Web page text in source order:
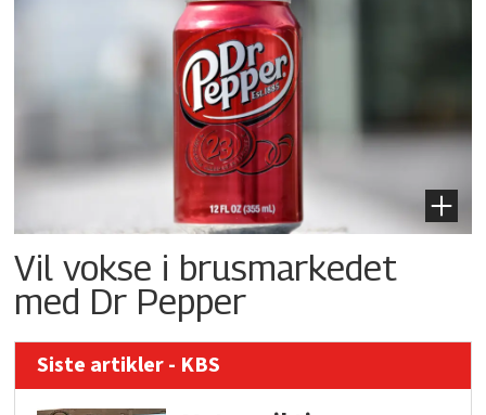
Vil vokse i brusmarkedet
med Dr Pepper
Siste artikler - KBS